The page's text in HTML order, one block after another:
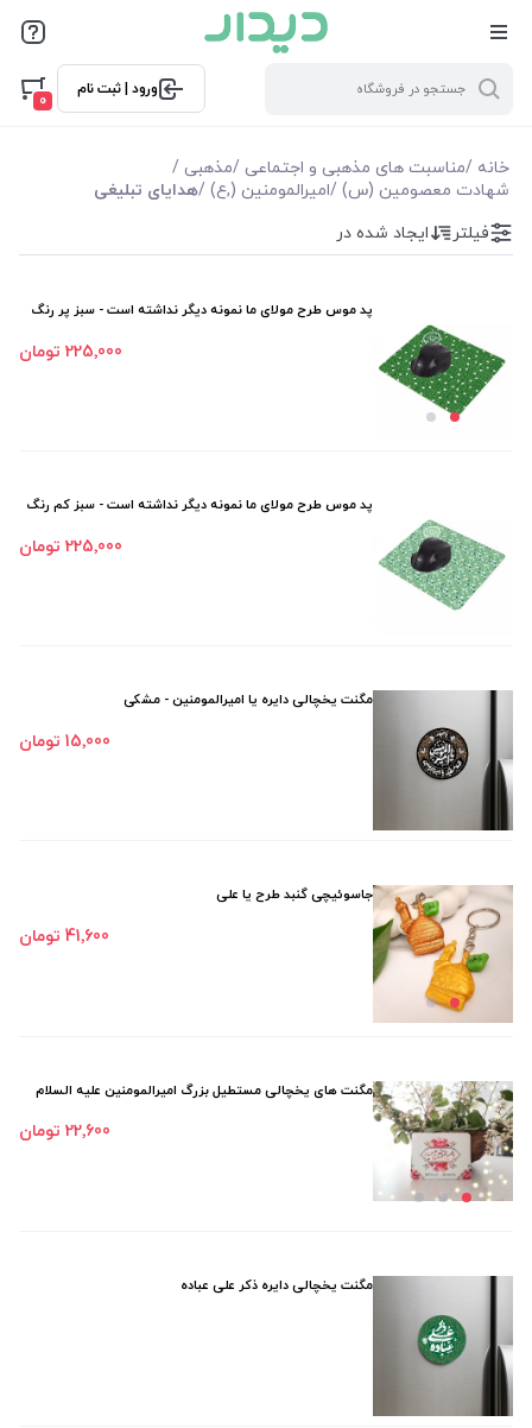
ورود | ثبت نام
0
خانه /مناسبت های مذهبی و اجتماعی /مذهبی /
شهادت معصومین (س) /امیرالمومنین (,ع) /هدایای تبلیغی
فیلتر بر اساس قیمت
فیلترها
نمایش همه محصولات
فیلتر ایجاد شده در
پد موس طرح مولای ما نمونه دیگر نداشته است - سبز پر رنگ
225٬000 تومان
پد موس طرح مولای ما نمونه دیگر نداشته است - سبز کم رنگ
225٬000 تومان
مگنت یخچالی دایره یا امیرالمومنین - مشکی
15٬000 تومان
جاسوئیچی گنبد طرح یا علی
41٬600 تومان
مگنت های یخچالی مستطیل بزرگ امیرالمومنین علیه السلام
22٬600 تومان
مگنت یخچالی دایره ذکر علی عباده